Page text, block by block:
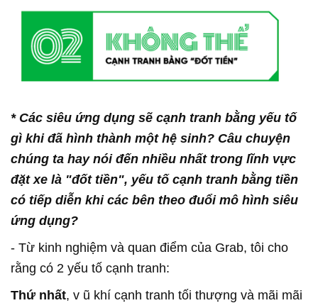
* Các siêu ứng dụng sẽ cạnh tranh bằng yếu tố
gì khi đã hình thành một hệ sinh? Câu chuyện
chúng ta hay nói đến nhiều nhất trong lĩnh vực
đặt xe là "đốt tiền", yếu tố cạnh tranh bằng tiền
có tiếp diễn khi các bên theo đuổi mô hình siêu
ứng dụng?
- Từ kinh nghiệm và quan điểm của Grab, tôi cho
rằng có 2 yếu tố cạnh tranh:
Thứ nhất, v ũ khí cạnh tranh tối thượng và mãi mãi